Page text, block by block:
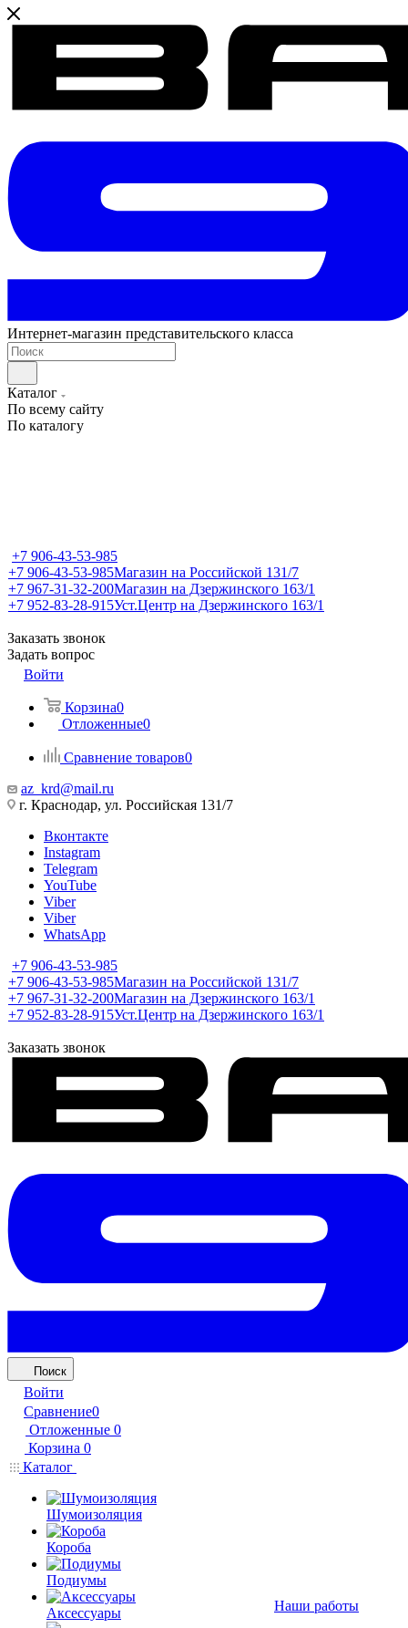
Интернет-магазин представительского класса
Каталог
По всему сайту
По каталогу
+7 906-43-53-985
+7 906-43-53-985Магазин на Российской 131/7
+7 967-31-32-200Магазин на Дзержинского 163/1
+7 952-83-28-915Уст.Центр на Дзержинского 163/1
Заказать звонок
Задать вопрос
Войти
Корзина0
Отложенные0
Сравнение товаров0
az_krd@mail.ru
г. Краснодар, ул. Российская 131/7
Вконтакте
Instagram
Telegram
YouTube
Viber
Viber
WhatsApp
+7 906-43-53-985
+7 906-43-53-985Магазин на Российской 131/7
+7 967-31-32-200Магазин на Дзержинского 163/1
+7 952-83-28-915Уст.Центр на Дзержинского 163/1
Заказать звонок
Поиск
Войти
Сравнение0
Отложенные 0
Корзина 0
Каталог
Шумоизоляция
Короба
Подиумы
Аксессуары
Наши работы